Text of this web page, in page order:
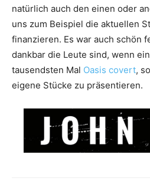
natürlich auch den einen oder
uns zum Beispiel die aktuellen
finanzieren. Es war auch schön
dankbar die Leute sind, wenn
tausendsten Mal Oasis covert,
eigene Stücke zu präsentieren.